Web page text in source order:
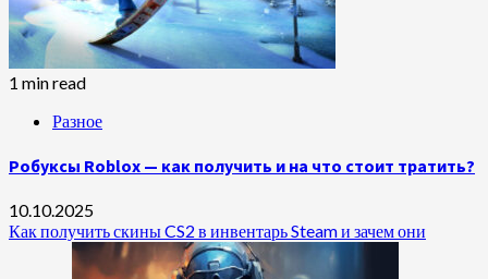
1 min read
Разное
Робуксы Roblox — как получить и на что стоит тратить?
10.10.2025
Как получить скины CS2 в инвентарь Steam и зачем они